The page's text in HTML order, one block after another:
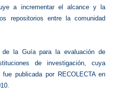
a incrementar el alcance y la
repositorios entre la comunidad
de la Guía para la evaluación de
de investigación, cuya
fue publicada por RECOLECTA en